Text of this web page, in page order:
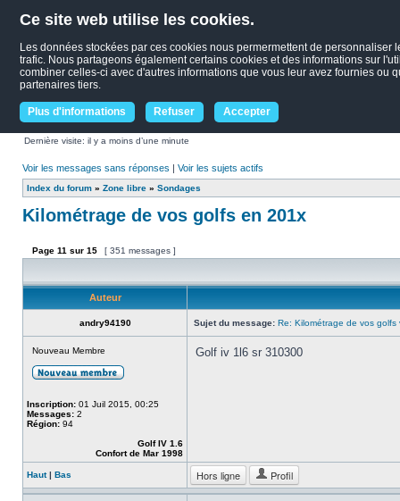
Ce site web utilise les cookies.
Les données stockées par ces cookies nous permermettent de
trafic. Nous partageons également certains cookies et des informations sur
combiner celles-ci avec d'autres informations que vous leur avez fournies ou
partenaires tiers.
Plus d'informations Refuser Accepter
Dernière visite: il y a moins d’une minute
Voir les messages sans réponses | Voir les sujets actifs
Index du forum » Zone libre » Sondages
Kilométrage de vos golfs en 201x
Page 11 sur 15 [ 351 messages ]
Auteur
andry94190 Sujet du message: Re: Kilométrage de vos golfs
Nouveau Membre
Inscription: 01 Juil 2015, 00:25
Messages: 2
Région: 94
Golf IV 1.6
Confort de Mar 1998
Golf iv 1l6 sr 310300
Haut| Bas Hors ligne Profil